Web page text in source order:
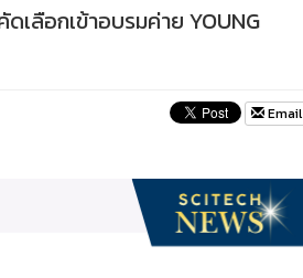
ลือกเข้าอบรมค่าย YOUNG
Email